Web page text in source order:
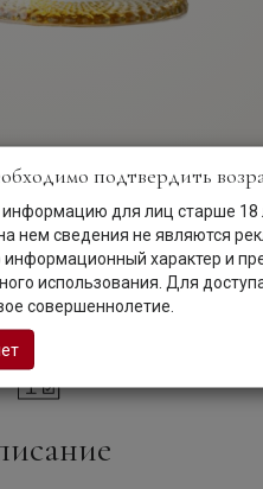
подтвердить
для лиц старше 18
нем сведения не являются
информационный характер и
использования. Для
совершеннолетие.